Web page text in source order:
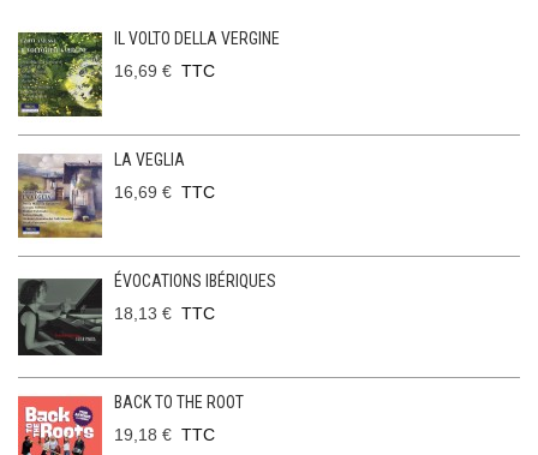
IL VOLTO DELLA VERGINE
16,69 € TTC
LA VEGLIA
16,69 € TTC
ÉVOCATIONS IBÉRIQUES
18,13 € TTC
BACK TO THE ROOT
19,18 € TTC